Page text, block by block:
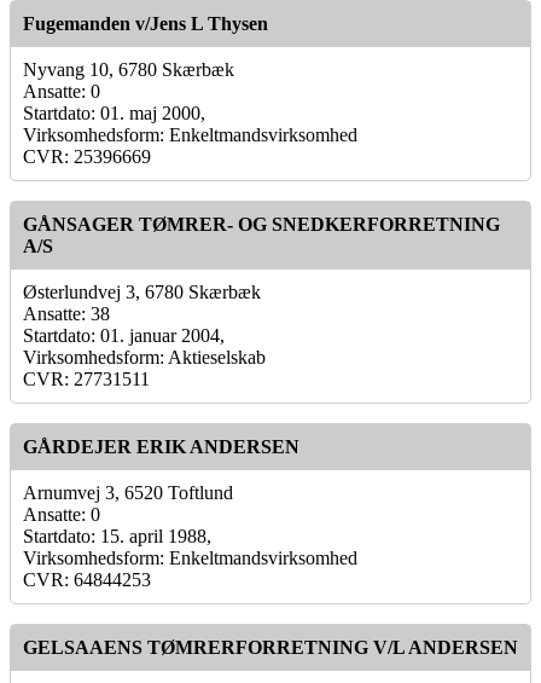
Fugemanden v/Jens L Thysen
Nyvang 10, 6780 Skærbæk
Ansatte: 0
Startdato: 01. maj 2000,
Virksomhedsform: Enkeltmandsvirksomhed
CVR: 25396669
GÅNSAGER TØMRER- OG SNEDKERFORRETNING
A/S
Østerlundvej 3, 6780 Skærbæk
Ansatte: 38
Startdato: 01. januar 2004,
Virksomhedsform: Aktieselskab
CVR: 27731511
GÅRDEJER ERIK ANDERSEN
Arnumvej 3, 6520 Toftlund
Ansatte: 0
Startdato: 15. april 1988,
Virksomhedsform: Enkeltmandsvirksomhed
CVR: 64844253
GELSAAENS TØMRERFORRETNING V/L ANDERSEN